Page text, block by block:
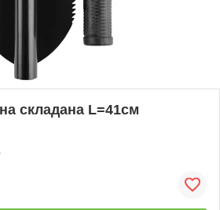
складана L=41см